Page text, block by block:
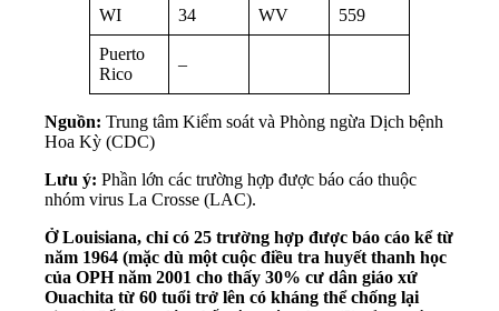
WI 34 WV 559
Puerto
Rico
–
Nguồn: Trung tâm Kiểm soát và Phòng ngừa Dịch bệnh
Hoa Kỳ (CDC)
Lưu ý: Phần lớn các trường hợp được báo cáo thuộc
nhóm virus La Crosse (LAC).
Ở Louisiana, chỉ có 25 trường hợp được báo cáo kể từ
năm 1964 (mặc dù một cuộc điều tra huyết thanh học
của OPH năm 2001 cho thấy 30% cư dân giáo xứ
Ouachita từ 60 tuổi trở lên có kháng thể chống lại